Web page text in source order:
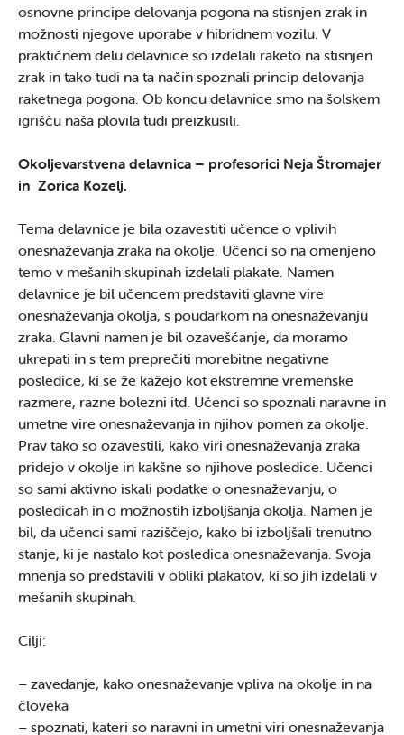
osnovne principe delovanja pogona na stisnjen zrak in
možnosti njegove uporabe v hibridnem vozilu. V
praktičnem delu delavnice so izdelali raketo na stisnjen
zrak in tako tudi na ta način spoznali princip delovanja
raketnega pogona. Ob koncu delavnice smo na šolskem
igrišču naša plovila tudi preizkusili.
Okoljevarstvena delavnica – profesorici Neja Štromajer
in Zorica Kozelj.
Tema delavnice je bila ozavestiti učence o vplivih
onesnaževanja zraka na okolje. Učenci so na omenjeno
temo v mešanih skupinah izdelali plakate. Namen
delavnice je bil učencem predstaviti glavne vire
onesnaževanja okolja, s poudarkom na onesnaževanju
zraka. Glavni namen je bil ozaveščanje, da moramo
ukrepati in s tem preprečiti morebitne negativne
posledice, ki se že kažejo kot ekstremne vremenske
razmere, razne bolezni itd. Učenci so spoznali naravne in
umetne vire onesnaževanja in njihov pomen za okolje.
Prav tako so ozavestili, kako viri onesnaževanja zraka
pridejo v okolje in kakšne so njihove posledice. Učenci
so sami aktivno iskali podatke o onesnaževanju, o
posledicah in o možnostih izboljšanja okolja. Namen je
bil, da učenci sami raziščejo, kako bi izboljšali trenutno
stanje, ki je nastalo kot posledica onesnaževanja. Svoja
mnenja so predstavili v obliki plakatov, ki so jih izdelali v
mešanih skupinah.
Cilji:
– zavedanje, kako onesnaževanje vpliva na okolje in na
človeka
– spoznati, kateri so naravni in umetni viri onesnaževanja